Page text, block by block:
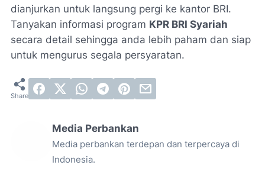
dianjurkan untuk langsung pergi ke kantor BRI.
Tanyakan informasi program KPR BRI Syariah
secara detail sehingga anda lebih paham dan siap
untuk mengurus segala persyaratan.
Media Perbankan
Media perbankan terdepan dan terpercaya di
Indonesia.